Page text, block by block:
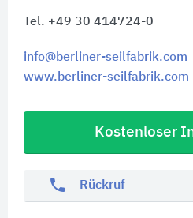
Tel. +49 30 414724-0
info@berliner-seilfabrik.com
www.berliner-seilfabrik.com
Kostenloser
phone Rückruf